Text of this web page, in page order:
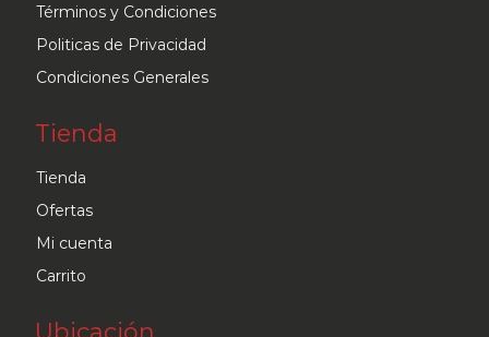
Términos y Condiciones
Politicas de Privacidad
Condiciones Generales
Tienda
Tienda
Ofertas
Mi cuenta
Carrito